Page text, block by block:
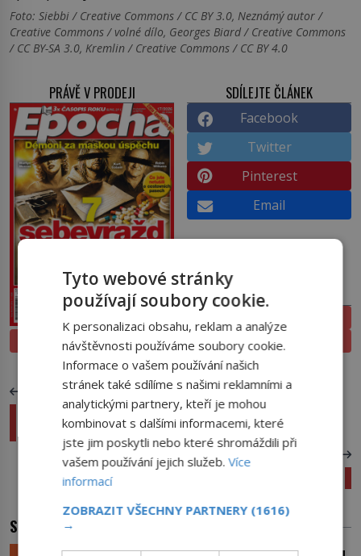
Foto: Siebbi / Creative Commons / CC BY 3.0, Neznámý autor /
Creative Commons / volné dílo, Georges Biard / Creative Commons
/ CC BY-SA 3.0, Kremlin / Creative Commons / CC BY 4.0
PRÁVĚ V PRODEJI
PROLISTOVAT
SDÍLEJTE ČLÁNEK
Facebook
Twitter
Pinterest
Email
PŘEDPLATNÉ
TIŠTĚNÉ
PŘEDCHOZÍ ČLÁNEK
Verbování vojska v Habsburské monarchii:
Dělostřelci rukovali na 14 let
DALŠÍ ČLÁNEK
Zkamenělo u Carnacu římské vojsko?
SOUVISEJÍCÍ ČLÁNKY
LIFESTYLE
Tyto webové stránky
používají soubory cookie.
K personalizaci obsahu, reklam a analýze
návštěvnosti používáme soubory cookie.
Informace o vašem používání našich
stránek také sdílíme s našimi reklamními a
analytickými partnery, kteří je mohou
kombinovat s dalšími informacemi, které
jste jim poskytli nebo které shromáždili při
vašem používání jejich služeb.Více
informací
ZOBRAZIT VŠECHNY PARTNERY (1616)
→